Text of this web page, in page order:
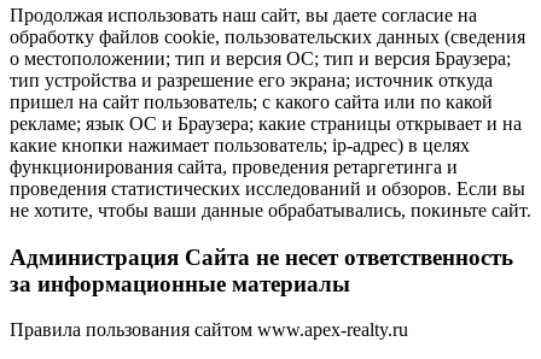
Продолжая использовать наш сайт, вы даете согласие на
обработку файлов cookie, пользовательских данных (сведения
о местоположении; тип и версия ОС; тип и версия Браузера;
тип устройства и разрешение его экрана; источник откуда
пришел на сайт пользователь; с какого сайта или по какой
рекламе; язык ОС и Браузера; какие страницы открывает и на
какие кнопки нажимает пользователь; ip-адрес) в целях
функционирования сайта, проведения ретаргетинга и
проведения статистических исследований и обзоров. Если вы
не хотите, чтобы ваши данные обрабатывались, покиньте сайт.
Администрация Сайта не несет ответственность
за информационные материалы
Правила пользования сайтом www.apex-realty.ru